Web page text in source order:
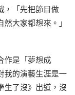
，「先把節目做
大家都想來。」
作是「夢想成
我的演藝生涯是一
生了沒》出道，沒